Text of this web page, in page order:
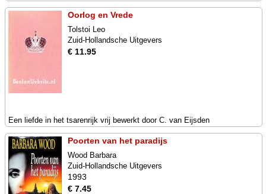
Oorlog en Vrede
Tolstoi Leo
Zuid-Hollandsche Uitgevers
€ 11.95
Een liefde in het tsarenrijk vrij bewerkt door C. van Eijsden
Poorten van het paradijs
Wood Barbara
Zuid-Hollandsche Uitgevers
1993
€ 7.45